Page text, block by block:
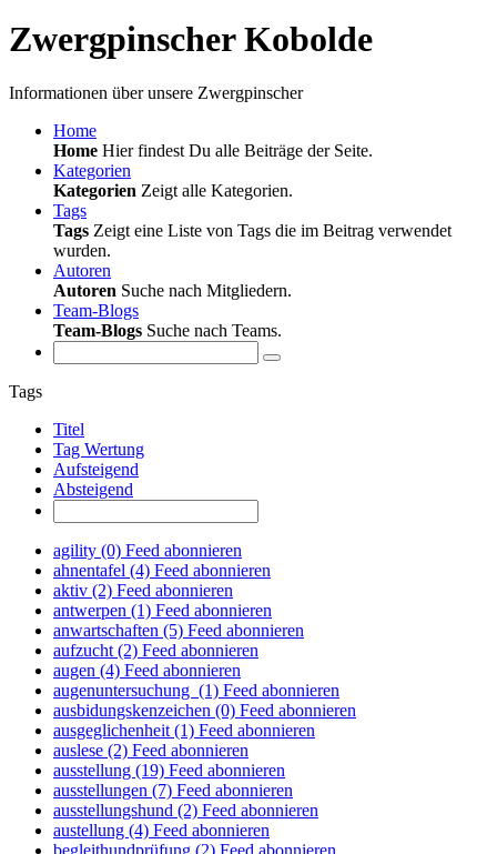
Zwergpinscher Kobolde
Informationen über unsere Zwergpinscher
Home
Home Hier findest Du alle Beiträge der Seite.
Kategorien
Kategorien Zeigt alle Kategorien.
Tags
Tags Zeigt eine Liste von Tags die im Beitrag verwendet
wurden.
Autoren
Autoren Suche nach Mitgliedern.
Team-Blogs
Team-Blogs Suche nach Teams.
Tags
Titel
Tag Wertung
Aufsteigend
Absteigend
agility (0) Feed abonnieren
ahnentafel (4) Feed abonnieren
aktiv (2) Feed abonnieren
antwerpen (1) Feed abonnieren
anwartschaften (5) Feed abonnieren
aufzucht (2) Feed abonnieren
augen (4) Feed abonnieren
augenuntersuchung (1) Feed abonnieren
ausbidungskenzeichen (0) Feed abonnieren
ausgeglichenheit (1) Feed abonnieren
auslese (2) Feed abonnieren
ausstellung (19) Feed abonnieren
ausstellungen (7) Feed abonnieren
ausstellungshund (2) Feed abonnieren
austellung (4) Feed abonnieren